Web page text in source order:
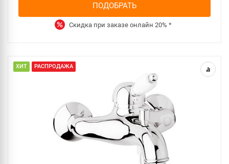
ПОДОБРАТЬ
Скидка при заказе онлайн 20% *
ХИТ РАСПРОДАЖА